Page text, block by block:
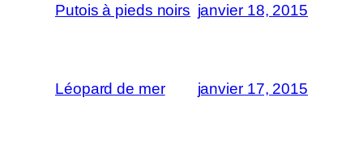
Putois à pieds noirs janvier 18, 2015
Léopard de mer janvier 17, 2015